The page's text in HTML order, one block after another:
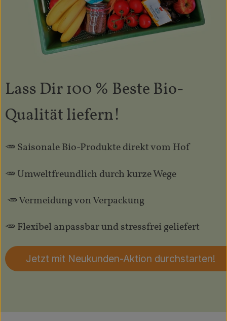
Lass Dir 100 % Beste Bio-
Qualität liefern!
🥕 Saisonale Bio-Produkte direkt vom Hof
🥕 Umweltfreundlich durch kurze Wege
🥕 Vermeidung von Verpackung
🥕 Flexibel anpassbar und stressfrei geliefert
Jetzt mit Neukunden-Aktion durchstarten!